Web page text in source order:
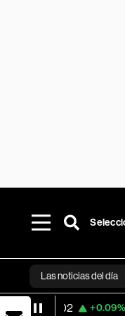
Las noticias del día
+0.09% ETH/USD